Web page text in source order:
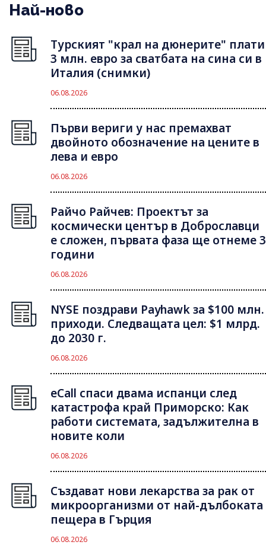
Най-ново
Турският "крал на дюнерите" плати
3 млн. евро за сватбата на сина си в
Италия (снимки)
06.08.2026
Първи вериги у нас премахват
двойното обозначение на цените в
лева и евро
06.08.2026
Райчо Райчев: Проектът за
космически център в Доброславци
е сложен, първата фаза ще отнеме 3
години
06.08.2026
NYSE поздрави Payhawk за $100 млн.
приходи. Следващата цел: $1 млрд.
до 2030 г.
06.08.2026
eCall спаси двама испанци след
катастрофа край Приморско: Как
работи системата, задължителна в
новите коли
06.08.2026
Създават нови лекарства за рак от
микроорганизми от най-дълбоката
пещера в Гърция
06.08.2026